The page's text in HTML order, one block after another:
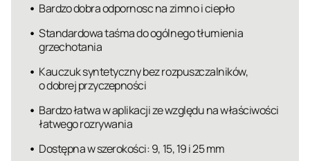
Bardzo dobra odpornosc na zimno i ciepło
Standardowa taśma do ogólnego tłumienia
grzechotania
Kauczuk syntetyczny bez rozpuszczalników,
o dobrej przyczepności
Bardzo łatwa w aplikacji ze względu na właściwości
łatwego rozrywania
Dostępna w szerokości: 9, 15, 19 i 25 mm